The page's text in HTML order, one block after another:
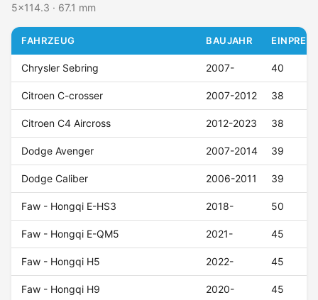
5x114.3 · 67.1 mm
FAHRZEUG BAUJAHR
Chrysler Sebring 2007- 40
Citroen C-crosser 2007-2012 38
Citroen C4 Aircross 2012-2023 38
Dodge Avenger 2007-2014 39
Dodge Caliber 2006-2011 39
Faw - Hongqi E-HS3 2018- 50
Faw - Hongqi E-QM5 2021- 45
Faw - Hongqi H5 2022- 45
Faw - Hongqi H9 2020- 45